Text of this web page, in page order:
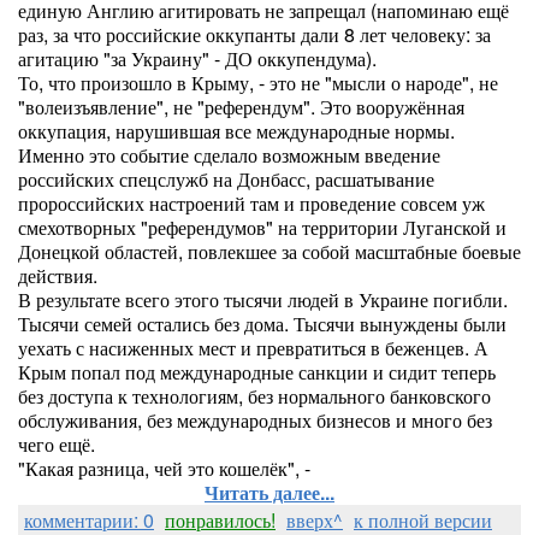
единую Англию агитировать не запрещал (напоминаю ещё
раз, за что российские оккупанты дали 8 лет человеку: за
агитацию "за Украину" - ДО оккупендума).
То, что произошло в Крыму, - это не "мысли о народе", не
"волеизъявление", не "референдум". Это вооружённая
оккупация, нарушившая все международные нормы.
Именно это событие сделало возможным введение
российских спецслужб на Донбасс, расшатывание
пророссийских настроений там и проведение совсем уж
смехотворных "референдумов" на территории Луганской и
Донецкой областей, повлекшее за собой масштабные боевые
действия.
В результате всего этого тысячи людей в Украине погибли.
Тысячи семей остались без дома. Тысячи вынуждены были
уехать с насиженных мест и превратиться в беженцев. А
Крым попал под международные санкции и сидит теперь
без доступа к технологиям, без нормального банковского
обслуживания, без международных бизнесов и много без
чего ещё.
"Какая разница, чей это кошелёк", -
Читать далее...
комментарии: 0 понравилось! вверх^ к полной версии